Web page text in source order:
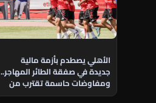
الأهلي يصطدم بأزمة مالية
جديدة في صفقة الطائر المهاجر..
ومفاوضات حاسمة تقترب من
الحسم